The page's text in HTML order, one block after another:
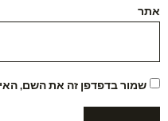
אתר
שמור בדפדפן זה את השם,